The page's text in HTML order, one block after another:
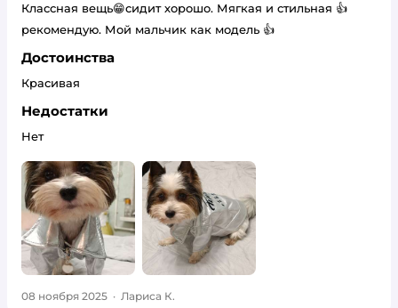
Классная вещь😁сидит хорошо. Мягкая и стильная 👍
рекомендую. Мой мальчик как модель 👍
Достоинства
Красивая
Недостатки
Нет
08 ноября 2025 · Лариса К.